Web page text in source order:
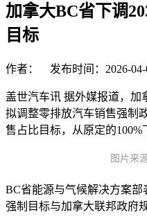
加拿大BC省下调
目标
作者： 发布时间：2026-04-
盖世汽车讯 据外媒报道，加
拟调整零排放汽车销售强制
售占比目标，从原定的100%
图片来
BC省能源与气候解决方案
强制目标与加拿大联邦政府